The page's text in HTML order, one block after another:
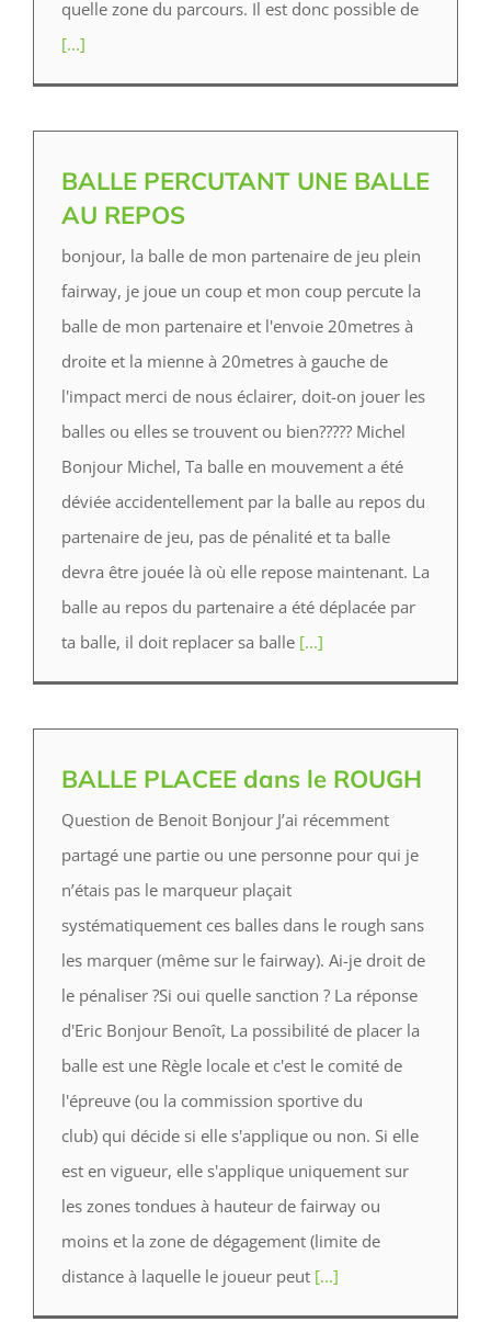
quelle zone du parcours. Il est donc possible de
[...]
BALLE PERCUTANT UNE BALLE
AU REPOS
bonjour, la balle de mon partenaire de jeu plein
fairway, je joue un coup et mon coup percute la
balle de mon partenaire et l'envoie 20metres à
droite et la mienne à 20metres à gauche de
l'impact merci de nous éclairer, doit-on jouer les
balles ou elles se trouvent ou bien????? Michel
B‌onjour Michel, Ta balle en mouvement a été
déviée accidentellement par la balle au repos du
partenaire de jeu, pas de pénalité et ta balle
devra être jouée là où elle repose maintenant. La
balle au repos du partenaire a été déplacée par
ta balle, il doit replacer sa balle [...]
BALLE PLACEE dans le ROUGH
Question de Benoit Bonjour J’ai récemment
partagé une partie ou une personne pour qui je
n’étais pas le marqueur plaçait
systématiquement ces balles dans le rough sans
les marquer (même sur le fairway). Ai-je droit de
le pénaliser ?Si oui quelle sanction ? La réponse
d'Eric Bonjour Benoît, La possibilité de placer la
balle est une Règle locale et c'est le comité de
l'épreuve (ou la commission sportive du
club) qui décide si elle s'applique ou non. Si elle
est en vigueur, elle s'applique uniquement sur
les zones tondues à hauteur de fairway ou
moins et la zone de dégagement (limite de
distance à laquelle le joueur peut [...]